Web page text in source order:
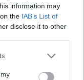
information may
the IAB’s List of
disclose it to other
or more Google
You may click to
και ο
Καταγγέλλει
πληρωμένους